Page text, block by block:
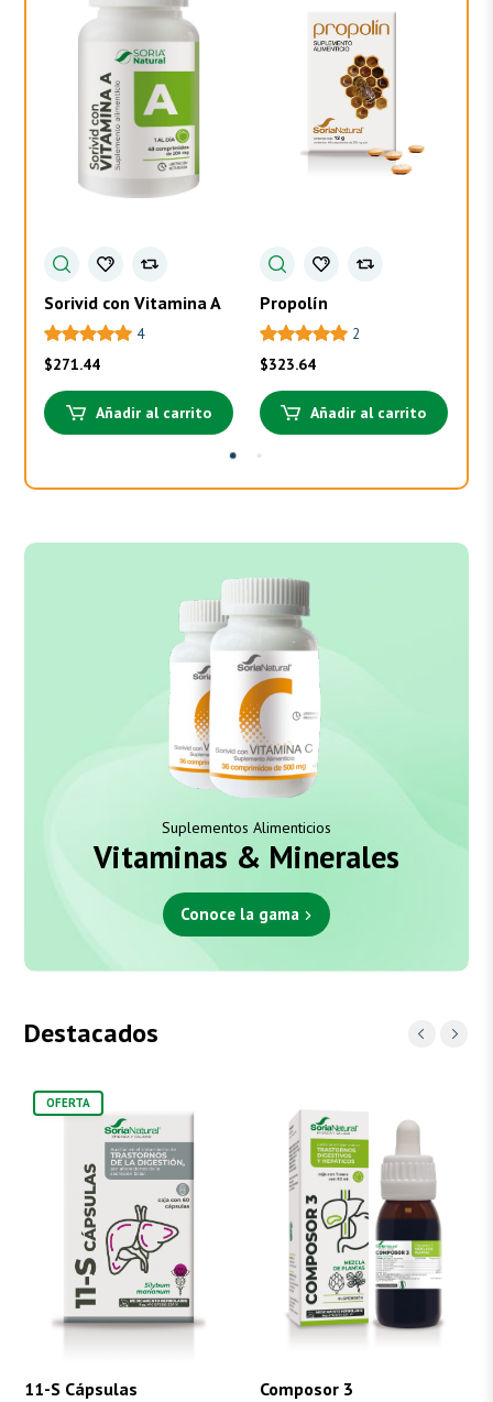
Sorivid con Vitamina A
4
$271.44
Añadir al carrito
Propolín
2
$323.64
Añadir al carrito
Suplementos Alimenticios
Vitaminas & Minerales
Conoce la gama
Destacados
OFERTA
11-S Cápsulas Composor 3